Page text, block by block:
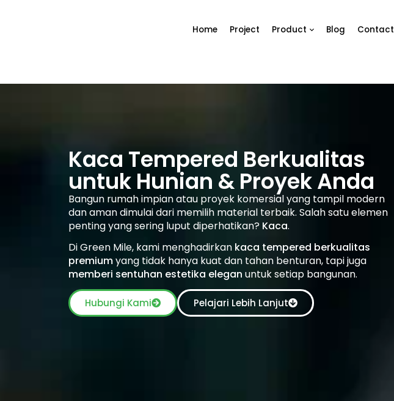
Home Project Product Blog Contact
Kaca Tempered Berkualitas
untuk Hunian & Proyek Anda
Bangun rumah impian atau proyek komersial yang tampil modern
dan aman dimulai dari memilih material terbaik. Salah satu elemen
penting yang sering luput diperhatikan? Kaca.
Di Green Mile, kami menghadirkan kaca tempered berkualitas
premiumyang tidak hanya kuat dan tahan benturan, tapi juga
memberi sentuhan estetika elegan untuk setiap bangunan.
Hubungi Kami Pelajari Lebih Lanjut